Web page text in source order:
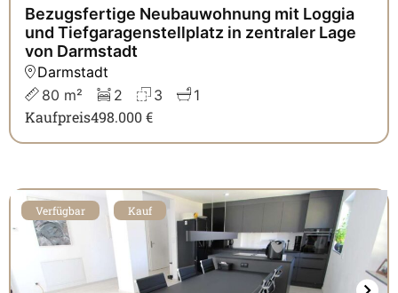
Bezugsfertige Neubauwohnung mit Loggia
und Tiefgaragenstellplatz in zentraler Lage
von Darmstadt
Darmstadt
80 m²
2 3 1
Kaufpreis498.000 €
Verfügbar Kauf